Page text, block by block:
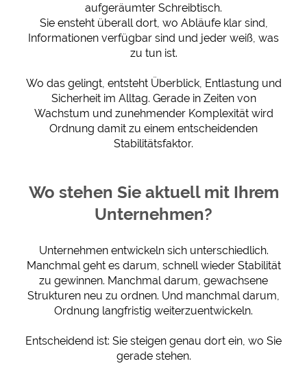
aufgeräumter Schreibtisch.
Sie ensteht überall dort, wo Abläufe klar sind,
Informationen verfügbar sind und jeder weiß, was
zu tun ist.
Wo das gelingt, entsteht Überblick, Entlastung und
Sicherheit im Alltag. Gerade in Zeiten von
Wachstum und zunehmender Komplexität wird
Ordnung damit zu einem entscheidenden
Stabilitätsfaktor.
Wo stehen Sie aktuell mit Ihrem
Unternehmen?
Unternehmen entwickeln sich unterschiedlich.
Manchmal geht es darum, schnell wieder Stabilität
zu gewinnen. Manchmal darum, gewachsene
Strukturen neu zu ordnen. Und manchmal darum,
Ordnung langfristig weiterzuentwickeln.
Entscheidend ist: Sie steigen genau dort ein, wo Sie
gerade stehen.